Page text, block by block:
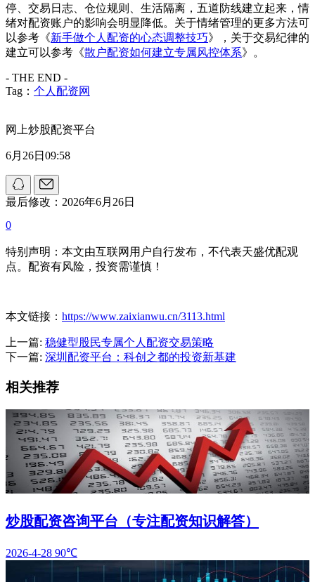
停、交易日志、仓位规则、生活隔离，五道防线建立起来，情
绪对配资账户的影响会明显降低。关于情绪管理的更多方法可
以参考《新手做个人配资的心态调整技巧》，关于交易纪律的
建立可以参考《散户配资如何建立专属风控体系》。
- THE END -
Tag： 个人配资网
网上炒股配资平台
6月26日09:58
最后修改：2026年6月26日
0
特别声明：本文由互联网用户自行发布，不代表天盛优配观
点。配资有风险，投资需谨慎！
本文链接： https://www.zaixianwu.cn/3113.html
上一篇: 稳健型股民专属个人配资交易策略
下一篇: 深圳配资平台：科创之都的投资新基建
相关推荐
炒股配资咨询平台（专注配资知识解答）
2026-4-28 90℃